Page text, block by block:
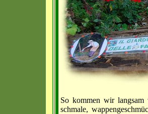
So kommen wir langsam
schmale,